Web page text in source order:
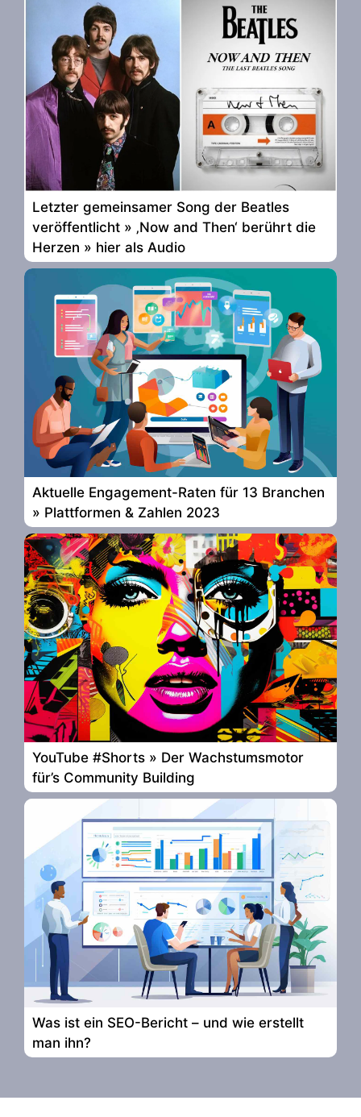
Letzter gemeinsamer Song der Beatles
veröffentlicht » ‚Now and Then‘ berührt die
Herzen » hier als Audio
Aktuelle Engagement-Raten für 13 Branchen
» Plattformen & Zahlen 2023
YouTube #Shorts » Der Wachstumsmotor
für’s Community Building
Was ist ein SEO-Bericht – und wie erstellt
man ihn?